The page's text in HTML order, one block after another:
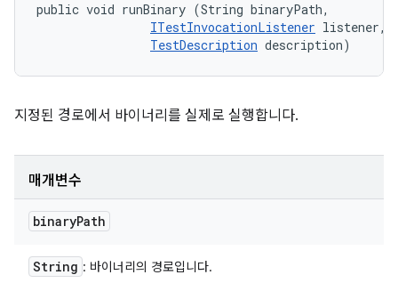
public void runBinary (String binaryPath,
ITestInvocationListener listener,
TestDescription description)
지정된 경로에서 바이너리를 실제로 실행합니다.
매개변수
binaryPath
String : 바이너리의 경로입니다.